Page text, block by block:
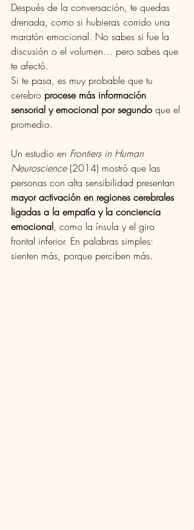
Después de la conversación, te quedas
drenada, como si hubieras corrido una
maratón emocional. No sabes si fue la
discusión o el volumen… pero sabes que
te afectó.
Si te pasa, es muy probable que tu
cerebro procese más información
sensorial y emocional por segundo que el
promedio.
Un estudio en Frontiers in Human
Neuroscience (2014) mostró que las
personas con alta sensibilidad presentan
mayor activación en regiones cerebrales
ligadas a la empatía y la conciencia
emocional, como la ínsula y el giro
frontal inferior. En palabras simples:
sienten más, porque perciben más.